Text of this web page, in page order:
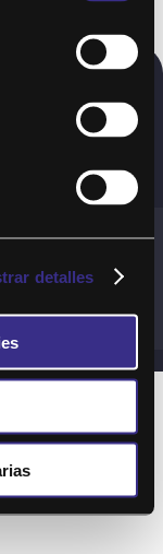
detalles
derechos
Servicio